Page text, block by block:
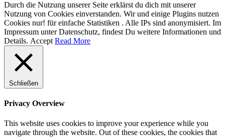
Durch die Nutzung unserer Seite erklärst du dich mit unserer
Nutzung von Cookies einverstanden. Wir und einige Plugins nutzen
Cookies nur! für einfache Statistiken . Alle IPs sind anonymisiert. Im
Impressum unter Datenschutz, findest Du weitere Informationen und
Details. Accept Read More
Schließen
Privacy Overview
This website uses cookies to improve your experience while you
navigate through the website. Out of these cookies, the cookies that